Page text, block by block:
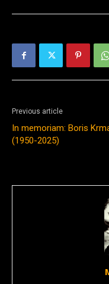
Previous article
In memoriam: Boris
(1950-2025)